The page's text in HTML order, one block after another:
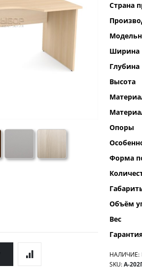
Страна
Ширина
Глубина
Высота
Опоры
Форма
Объём
Вес
НАЛИЧИЕ:
SKU А-